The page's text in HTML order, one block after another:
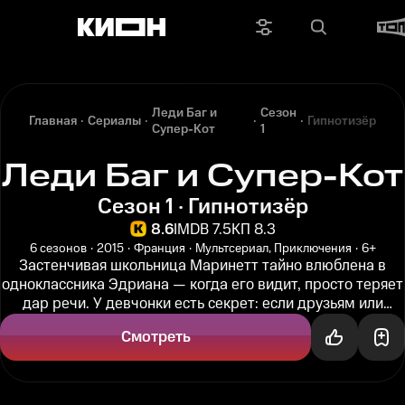
Главная Сериалы Леди Баг и
Супер-Кот
Сезон
1
Гипнотизёр
Леди Баг и Супер-Кот
Сезон 1 · Гипнотизёр
8.6IMDB 7.5КП 8.3
6 сезонов 2015 Франция Мультсериал, Приключения 6+
Застенчивая школьница Маринетт тайно влюблена в
одноклассника Эдриана — когда его видит, просто теряет
дар речи. У девчонки есть секрет: если друзьям или
Смотреть